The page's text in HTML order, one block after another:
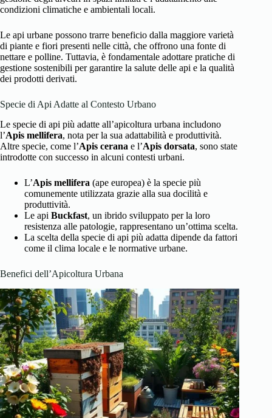
condizioni climatiche e ambientali locali.
Le api urbane possono trarre beneficio dalla maggiore varietà
di piante e fiori presenti nelle città, che offrono una fonte di
nettare e polline. Tuttavia, è fondamentale adottare pratiche di
gestione sostenibili per garantire la salute delle api e la qualità
dei prodotti derivati.
Specie di Api Adatte al Contesto Urbano
Le specie di api più adatte all’apicoltura urbana includono
l’Apis mellifera, nota per la sua adattabilità e produttività.
Altre specie, come l’Apis cerana e l’Apis dorsata, sono state
introdotte con successo in alcuni contesti urbani.
L’Apis mellifera (ape europea) è la specie più
comunemente utilizzata grazie alla sua docilità e
produttività.
Le api Buckfast, un ibrido sviluppato per la loro
resistenza alle patologie, rappresentano un’ottima scelta.
La scelta della specie di api più adatta dipende da fattori
come il clima locale e le normative urbane.
Benefici dell’Apicoltura Urbana